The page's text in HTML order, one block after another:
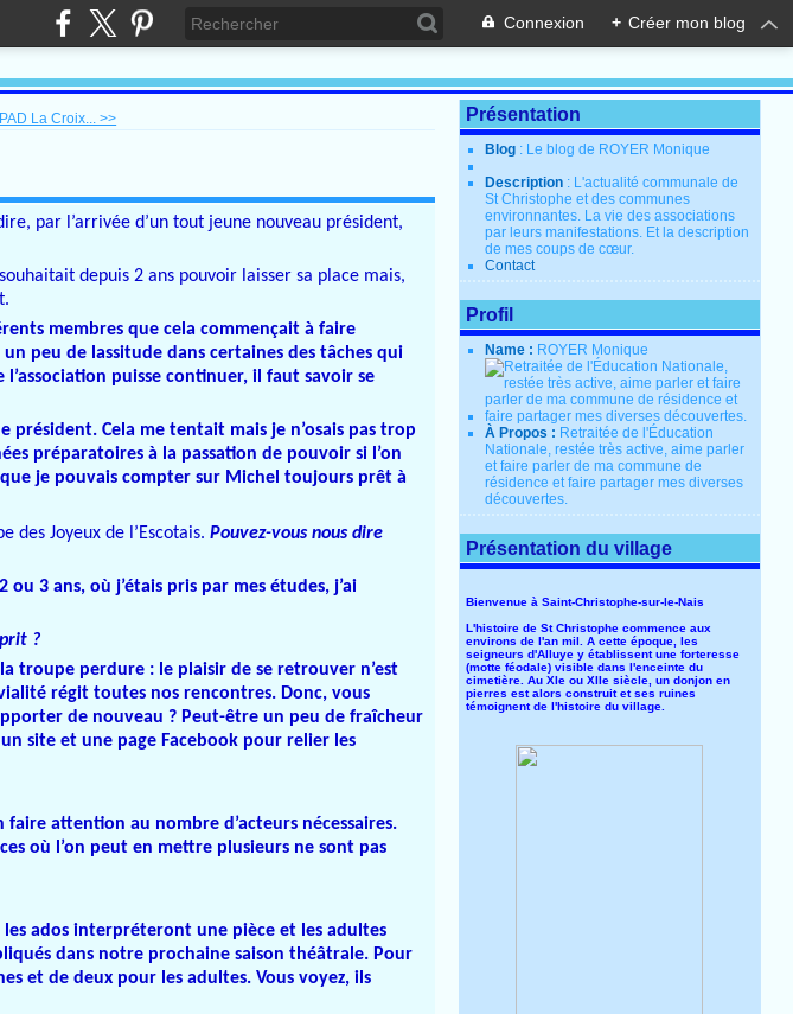
Connexion + Créer mon blog
La Croix... >>
par l’arrivée d’un tout jeune nouveau président,
depuis 2 ans pouvoir laisser sa place mais,
membres que cela commençait à faire
peu de lassitude dans certaines des tâches qui
puisse continuer, il faut savoir se
Cela me tentait mais je n’osais pas trop
préparatoires à la passation de pouvoir si l’on
je pouvais compter sur Michel toujours prêt à
des Joyeux de l’Escotais. Pouvez-vous nous dire
3 ans, où j’étais pris par mes études, j’ai
?
troupe perdure : le plaisir de se retrouver n’est
régit toutes nos rencontres. Donc, vous
de nouveau ? Peut-être un peu de fraîcheur
site et une page Facebook pour relier les
attention au nombre d’acteurs nécessaires.
où l’on peut en mettre plusieurs ne sont pas
les ados interpréteront une pièce et les adultes
dans notre prochaine saison théâtrale. Pour
et de deux pour les adultes. Vous voyez, ils
Présentation
Blog : Le blog de ROYER Monique
Description : L'actualité communale de
St Christophe et des communes
environnantes. La vie des associations
par leurs manifestations. Et la description
de mes coups de cœur.
Contact
Profil
Name : ROYER Monique
À Propos : Retraitée de l'Éducation
Nationale, restée très active, aime parler
et faire parler de ma commune de
résidence et faire partager mes diverses
découvertes.
Présentation du village
Bienvenue à Saint-Christophe-sur-le-Nais
L'histoire de St Christophe commence aux
environs de l'an mil. A cette époque, les
seigneurs d'Alluye y établissent une forteresse
(motte féodale) visible dans l'enceinte du
cimetière. Au XIe ou XIIe siècle, un donjon en
pierres est alors construit et ses ruines
témoignent de l'histoire du village.